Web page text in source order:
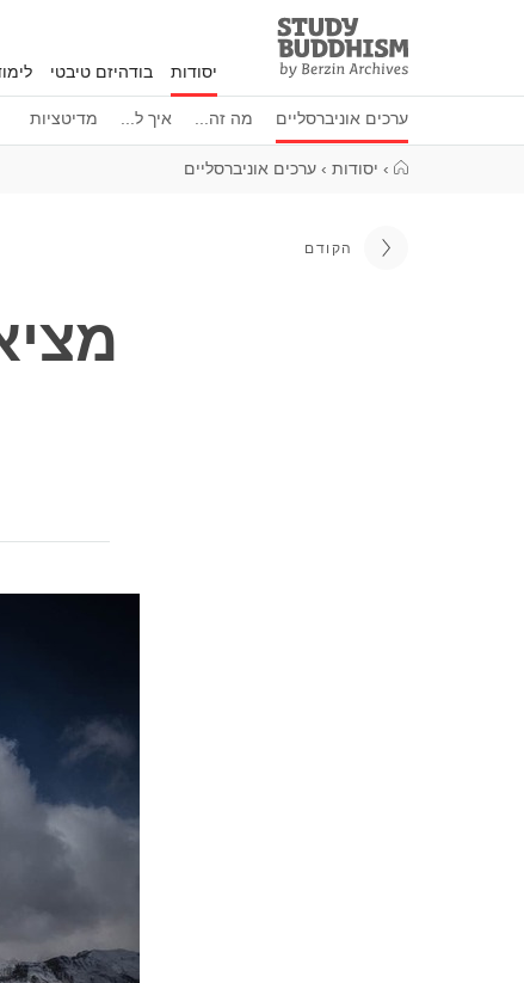
Study
Buddhism
Home
יסודות
ערכים אוניברסליים מה זה... איך ל... מדיטציות
בודהיזם טיבטי
› יסודות › ערכים אוניברסליים
הקודם